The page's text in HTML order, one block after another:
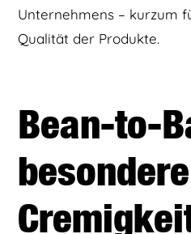
Unternehmens – kurzum
Qualität der Produkte.
Bean-to-
besondere